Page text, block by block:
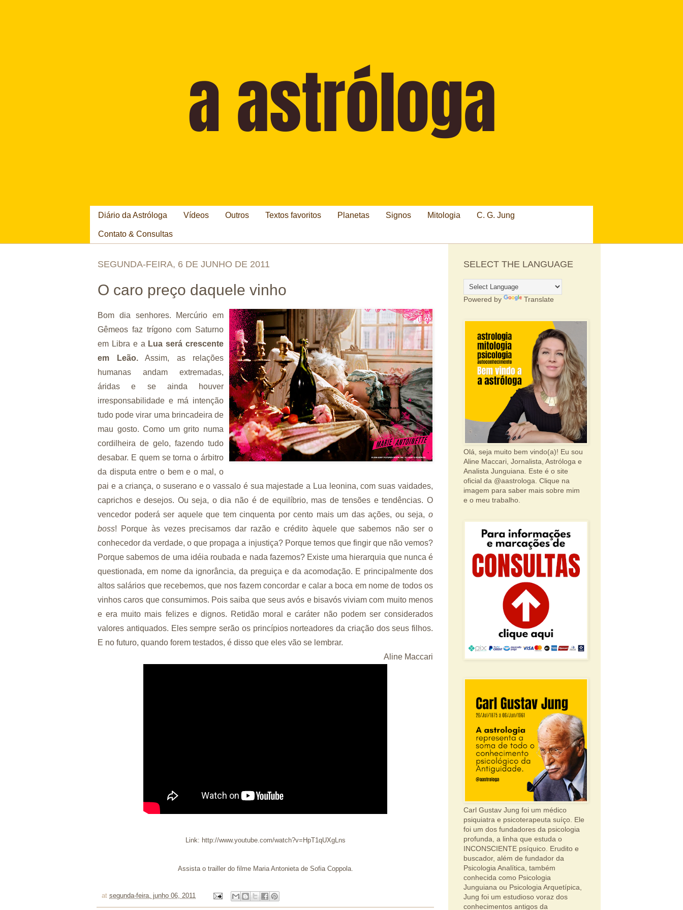
Diário da Astróloga Vídeos Outros Textos favoritos Planetas Signos Mitologia C. G. Jung
Contato & Consultas
SEGUNDA-FEIRA, 6 DE JUNHO DE 2011
O caro preço daquele vinho
Bom dia senhores. Mercúrio em
Gêmeos faz trígono com Saturno
em Libra e a Lua será crescente
em Leão.Assim, as relações
humanas andam extremadas,
áridas e se ainda houver
irresponsabilidade e má intenção
tudo pode virar uma brincadeira de
mau gosto. Como um grito numa
cordilheira de gelo, fazendo tudo
desabar. E quem se torna o árbitro
da disputa entre o bem e o mal, o
pai e a criança, o suserano e o vassalo é sua majestade a Lua leonina, com suas vaidades,
caprichos e desejos. Ou seja, o dia não é de equilíbrio, mas de tensões e tendências. O
vencedor poderá ser aquele que tem cinquenta por cento mais um das ações, ou seja, o
boss! Porque às vezes precisamos dar razão e crédito àquele que sabemos não ser o
conhecedor da verdade, o que propaga a injustiça? Porque temos que fingir que não vemos?
Porque sabemos de uma idéia roubada e nada fazemos? Existe uma hierarquia que nunca é
questionada, em nome da ignorância, da preguiça e da acomodação. E principalmente dos
altos salários que recebemos, que nos fazem concordar e calar a boca em nome de todos os
vinhos caros que consumimos. Pois saiba que seus avós e bisavós viviam com muito menos
e era muito mais felizes e dignos. Retidão moral e caráter não podem ser considerados
valores antiquados. Eles sempre serão os princípios norteadores da criação dos seus filhos.
E no futuro, quando forem testados, é disso que eles vão se lembrar.
Aline Maccari
Link: http://www.youtube.com/watch?v=HpT1qUXgLns
Assista o trailler do filme Maria Antonieta de Sofia Coppola.
at segunda-feira, junho 06, 2011
SELECT THE LANGUAGE
Powered by Translate
Olá, seja muito bem vindo(a)! Eu sou
Aline Maccari, Jornalista, Astróloga e
Analista Junguiana. Este é o site
oficial da @aastrologa. Clique na
imagem para saber mais sobre mim
e o meu trabalho.
Carl Gustav Jung foi um médico
psiquiatra e psicoterapeuta suíço. Ele
foi um dos fundadores da psicologia
profunda, a linha que estuda o
INCONSCIENTE psíquico. Erudito e
buscador, além de fundador da
Psicologia Analítica, também
conhecida como Psicologia
Junguiana ou Psicologia Arquetípica,
Jung foi um estudioso voraz dos
conhecimentos antigos da